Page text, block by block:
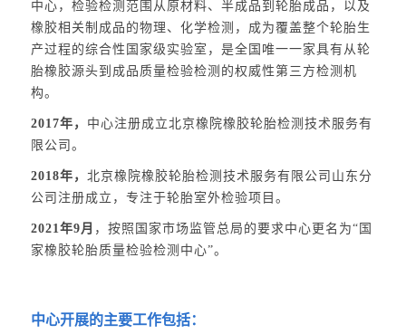
中心，检验检测范围从原材料、半成品到轮胎成品，以及
橡胶相关制成品的物理、化学检测，成为覆盖整个轮胎生
产过程的综合性国家级实验室，是全国唯一一家具有从轮
胎橡胶源头到成品质量检验检测的权威性第三方检测机
构。
2017年， 中心注册成立北京橡院橡胶轮胎检测技术服务有
限公司。
2018年，北京橡院橡胶轮胎检测技术服务有限公司山东分
公司注册成立，专注于轮胎室外检验项目。
2021年9月 ，按照国家市场监管总局的要求中心更名为“国
家橡胶轮胎质量检验检测中心”。
中心开展的主要工作包括：